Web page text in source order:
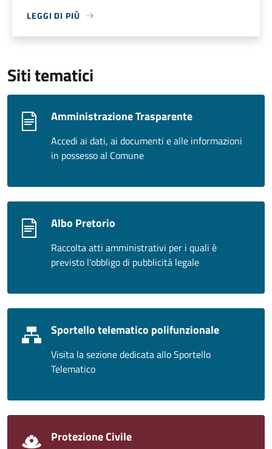
LEGGI DI PIÙ
Siti tematici
Amministrazione Trasparente
Accedi ai dati, ai documenti e alle informazioni
in possesso al Comune
Albo Pretorio
Raccolta atti amministrativi per i quali è
previsto l'obbligo di pubblicità legale
Sportello telematico polifunzionale
Visita la sezione dedicata allo Sportello
Telematico
Protezione Civile